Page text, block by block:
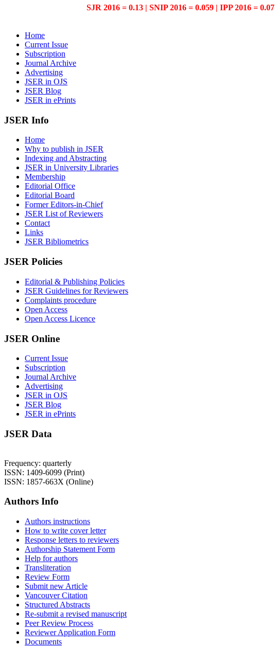
SJR 2016 = 0.13 | SNIP 2016 = 0.059 | IPP 2016 =
Home
Current Issue
Subscription
Journal Archive
Advertising
JSER in OJS
JSER Blog
JSER in ePrints
JSER Info
Home
Why to publish in JSER
Indexing and Abstracting
JSER in University Libraries
Membership
Editorial Office
Editorial Board
Former Editors-in-Chief
JSER List of Reviewers
Contact
Links
JSER Bibliometrics
JSER Policies
Editorial & Publishing Policies
JSER Guidelines for Reviewers
Complaints procedure
Open Access
Open Access Licence
JSER Online
Current Issue
Subscription
Journal Archive
Advertising
JSER in OJS
JSER Blog
JSER in ePrints
JSER Data
Frequency: quarterly
ISSN: 1409-6099 (Print)
ISSN: 1857-663X (Online)
Authors Info
Authors instructions
How to write cover letter
Response letters to reviewers
Authorship Statement Form
Help for authors
Transliteration
Review Form
Submit new Article
Vancouver Citation
Structured Abstracts
Re-submit a revised manuscript
Peer Review Process
Reviewer Application Form
Documents